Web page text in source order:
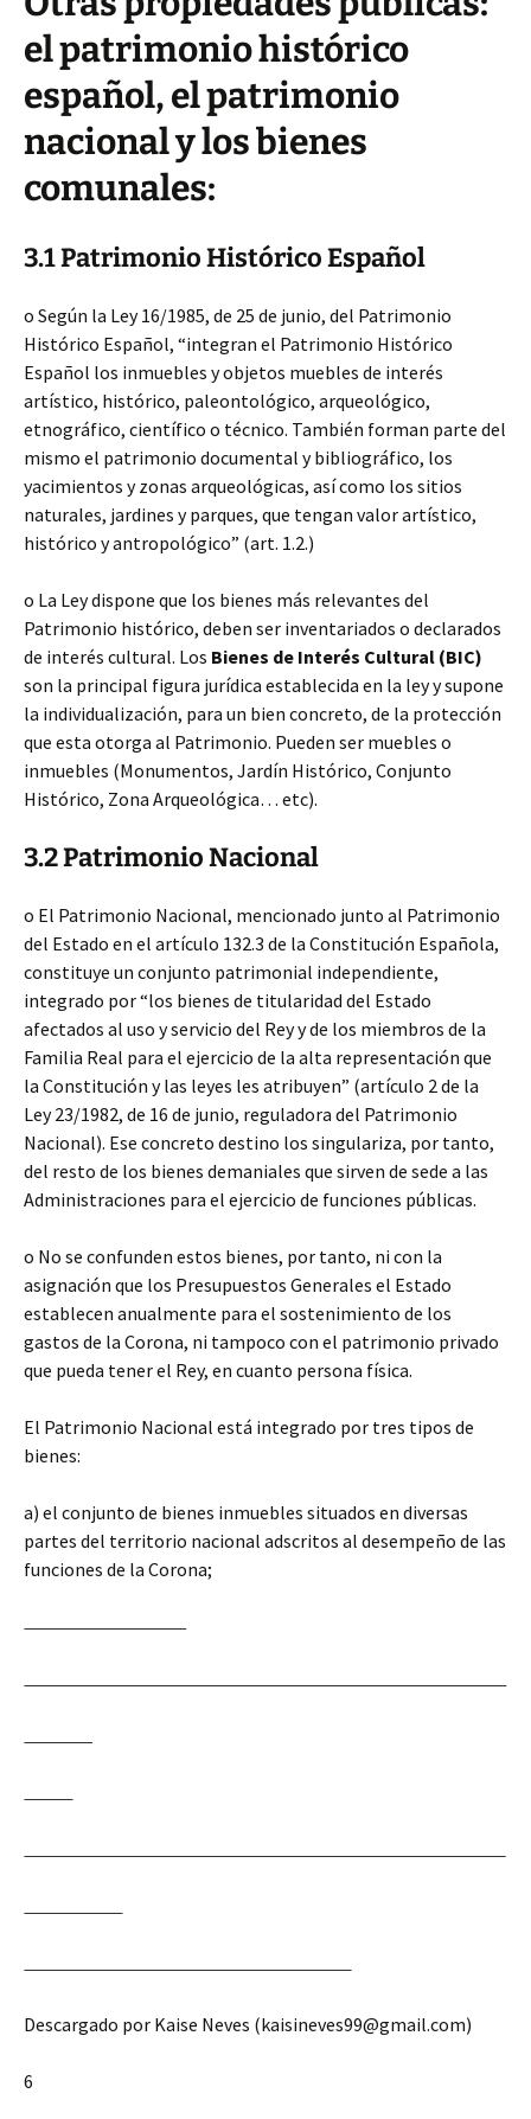
el patrimonio histórico
español, el patrimonio
nacional y los bienes
comunales:
3.1 Patrimonio Histórico Español
o Según la Ley 16/1985, de 25 de junio, del Patrimonio
Histórico Español, “integran el Patrimonio Histórico
Español los inmuebles y objetos muebles de interés
artístico, histórico, paleontológico, arqueológico,
etnográfico, científico o técnico. También forman parte del
mismo el patrimonio documental y bibliográfico, los
yacimientos y zonas arqueológicas, así como los sitios
naturales, jardines y parques, que tengan valor artístico,
histórico y antropológico” (art. 1.2.)
o La Ley dispone que los bienes más relevantes del
Patrimonio histórico, deben ser inventariados o declarados
de interés cultural. Los Bienes de Interés Cultural (BIC)
son la principal figura jurídica establecida en la ley y supone
la individualización, para un bien concreto, de la protección
que esta otorga al Patrimonio. Pueden ser muebles o
inmuebles (Monumentos, Jardín Histórico, Conjunto
Histórico, Zona Arqueológica… etc).
3.2 Patrimonio Nacional
o El Patrimonio Nacional, mencionado junto al Patrimonio
del Estado en el artículo 132.3 de la Constitución Española,
constituye un conjunto patrimonial independiente,
integrado por “los bienes de titularidad del Estado
afectados al uso y servicio del Rey y de los miembros de la
Familia Real para el ejercicio de la alta representación que
la Constitución y las leyes les atribuyen” (artículo 2 de la
Ley 23/1982, de 16 de junio, reguladora del Patrimonio
Nacional). Ese concreto destino los singulariza, por tanto,
del resto de los bienes demaniales que sirven de sede a las
Administraciones para el ejercicio de funciones públicas.
o No se confunden estos bienes, por tanto, ni con la
asignación que los Presupuestos Generales el Estado
establecen anualmente para el sostenimiento de los
gastos de la Corona, ni tampoco con el patrimonio privado
que pueda tener el Rey, en cuanto persona física.
El Patrimonio Nacional está integrado por tres tipos de
bienes:
a) el conjunto de bienes inmuebles situados en diversas
partes del territorio nacional adscritos al desempeño de las
funciones de la Corona;
Descargado por Kaise Neves (kaisineves99@gmail.com)
6